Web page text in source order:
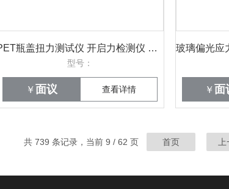
PET瓶盖扭力测试仪 开启力检测仪 威申科技WTT-05
型号：
￥ 面议 查看详情 ￥ 面
共 739 条记录，当前 9 / 62 页 首页